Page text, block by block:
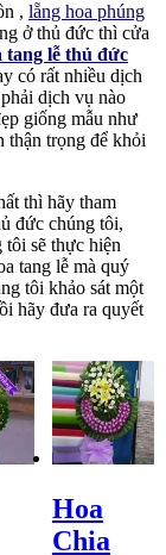
, lẵng hoa phúng
ở thủ đức thì cửa
tang lễ thủ đức
có rất nhiều dịch
dịch vụ nào
giống mẫu như
thận trọng để khỏi
thì hãy tham
đức chúng tôi,
tôi sẽ thực hiện
tang lễ mà quý
tôi khảo sát một
hãy đưa ra quyết
Hoa
Chia